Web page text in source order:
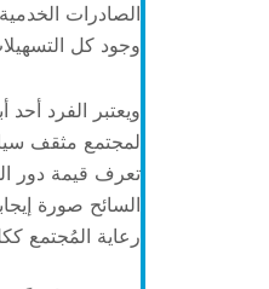
الصادرات
وجود كل
ويعتبر الفرد
لمجتمع مثقف
تعرف قيمة دور
السائح صورة
رعاية المُجتمع